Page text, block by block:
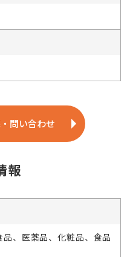
問い合わせ
報
、医薬品、化粧品、食品